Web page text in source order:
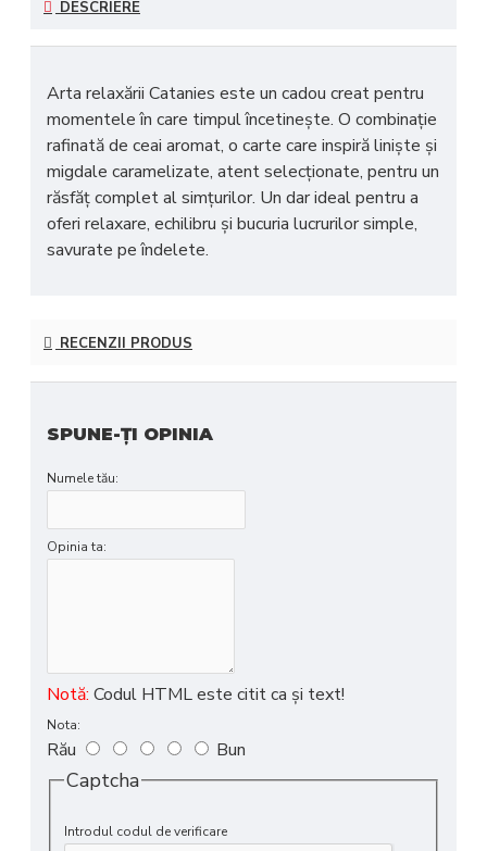
DESCRIERE
Arta relaxării Catanies este un cadou creat pentru
momentele în care timpul încetinește. O combinație
rafinată de ceai aromat, o carte care inspiră liniște și
migdale caramelizate, atent selecționate, pentru un
răsfăț complet al simțurilor. Un dar ideal pentru a
oferi relaxare, echilibru și bucuria lucrurilor simple,
savurate pe îndelete.
RECENZII PRODUS
SPUNE-ŢI OPINIA
Numele tău:
Opinia ta:
Notă: Codul HTML este citit ca şi text!
Nota:
Rău Bun
Captcha
Introdul codul de verificare